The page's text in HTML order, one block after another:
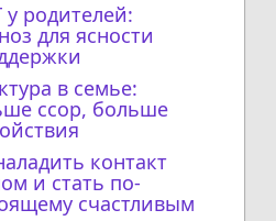
у родителей:
для ясности
в семье:
ссор, больше
контакт
и стать по-
счастливым